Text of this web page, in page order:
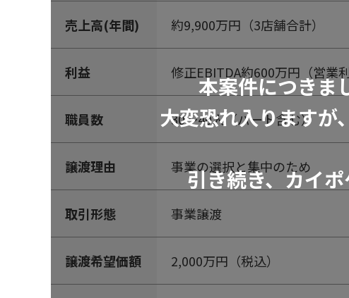
本案件につきま
大変恐れ入りますが
引き続き、カイ
売上高(年間) 約9,900万円（3店舗合計）
利益 修正EBITDA約600万円（営業
職員数 30～40人（パート含む）
譲渡理由 事業の選択と集中のため
取引形態 事業譲渡
譲渡希望価額 2,000万円（税込）